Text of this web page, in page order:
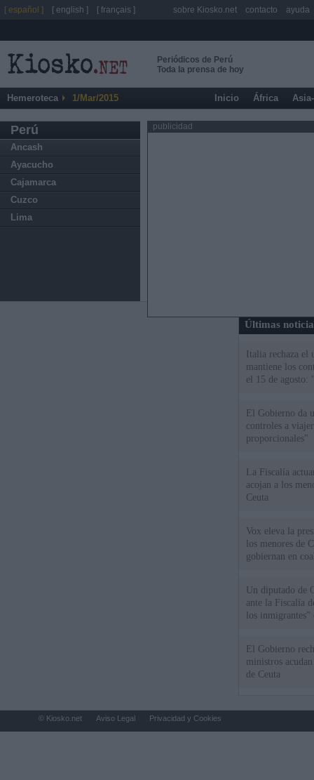
Periódicos de Perú
Toda la prensa de hoy
Hemeroteca 1/Mar/2015 Inicio África
Perú
Ancash
Ayacucho
Cajamarca
Cuzco
Lima
publicidad
Últimas
Italia rechaza
mantiene los
el 15 de agosto:
El Gobierno da
controles a
proporcionales"
La Fiscalía
acojan a los
Ceuta
Vox eleva la
los menores de
gobiernan en
Un diputado de
ante la Fiscalía
los inmigrantes”
El Gobierno
ministros
de Ceuta
[ español ] [ english ] [ français ] sobre Kiosko.net contacto ayuda
© Kiosko.net Aviso Legal Privacidad y Cookies